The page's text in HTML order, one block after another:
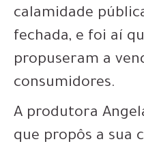
calamidade
fechada, e foi aí
propuseram a
consumidores.
A produtora
que propôs a sua